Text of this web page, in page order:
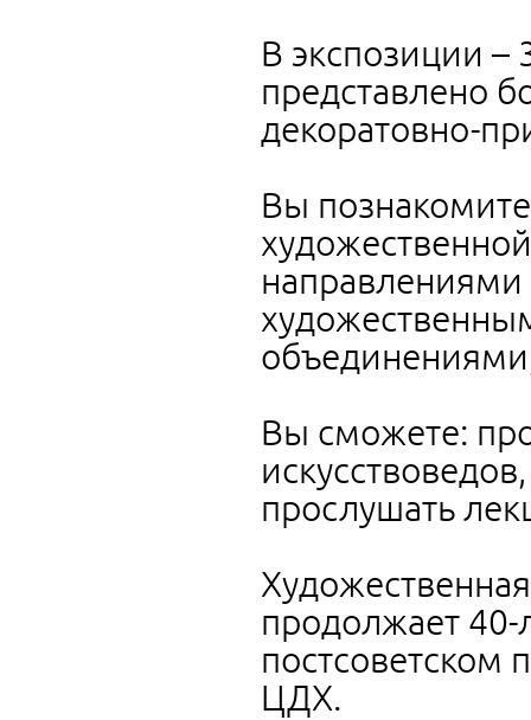
В экспозиции
представлено
декоратовно-
Вы
направлениями
Вы сможете:
прослушать
продолжает
постсоветском
ЦДХ.